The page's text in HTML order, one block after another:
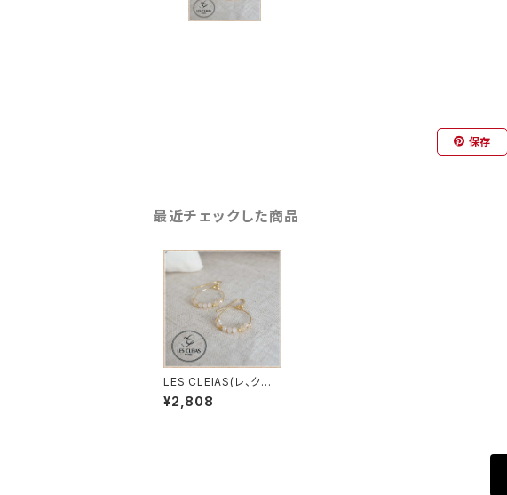
保存
最近チェックした商品
LES CLEIAS(レ、クレ
アス）フランス プチフ
ープピアス ピンクベ
¥2,808